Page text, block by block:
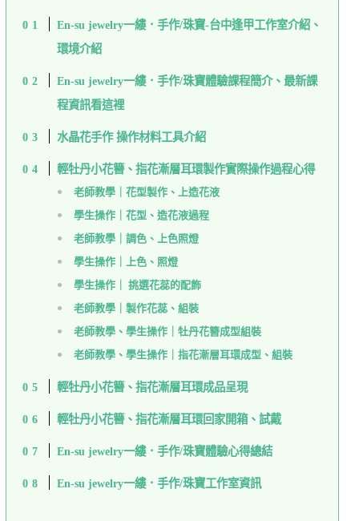
En-su jewelry一縷．手作/珠寶-台中逢甲工作室介紹、
環境介紹
En-su jewelry一縷．手作/珠寶體驗課程簡介、最新課
程資訊看這裡
水晶花手作 操作材料工具介紹
輕牡丹小花簪、指花漸層耳環製作實際操作過程心得
老師教學｜花型製作、上造花液
學生操作｜花型、造花液過程
老師教學｜調色、上色照燈
學生操作｜上色、照燈
學生操作｜ 挑選花蕊的配飾
老師教學｜製作花蕊、組裝
老師教學、學生操作｜牡丹花簪成型組裝
老師教學、學生操作｜指花漸層耳環成型、組裝
輕牡丹小花簪、指花漸層耳環成品呈現
輕牡丹小花簪、指花漸層耳環回家開箱、試戴
En-su jewelry一縷．手作/珠寶體驗心得總結
En-su jewelry一縷．手作/珠寶工作室資訊